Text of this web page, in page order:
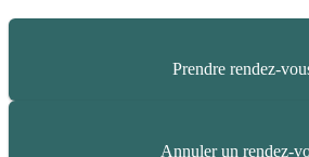
Prendre rendez-
Annuler un rendez-